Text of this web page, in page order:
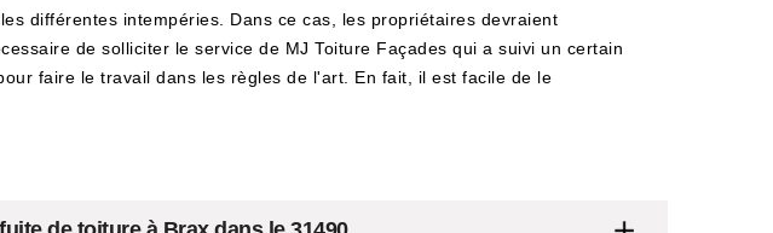
différentes intempéries. Dans ce cas, les propriétaires devraient
de solliciter le service de MJ Toiture Façades qui a suivi un certain
faire le travail dans les règles de l'art. En fait, il est facile de le